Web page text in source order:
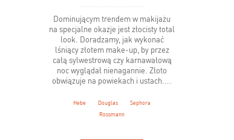
Dominującym trendem w makijażu
na specjalne okazje jest złocisty total
look. Doradzamy, jak wykonać
lśniący złotem make-up, by przez
całą sylwestrową czy karnawałową
noc wyglądał nienagannie. Złoto
obwiązuje na powiekach i ustach....
Hebe Douglas Sephora
Rossmann